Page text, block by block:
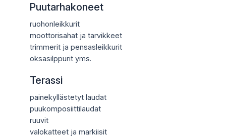
Puutarhakoneet
ruohonleikkurit
moottorisahat ja tarvikkeet
trimmerit ja pensasleikkurit
oksasilppurit yms.
Terassi
painekyllästetyt laudat
puukomposiittilaudat
ruuvit
valokatteet ja markiisit